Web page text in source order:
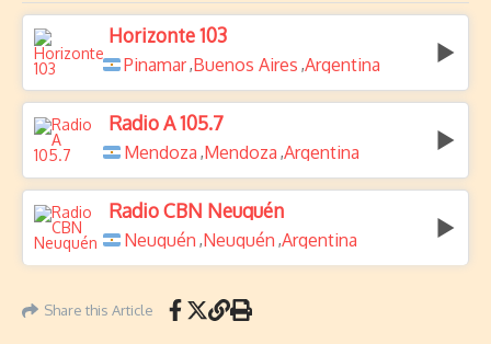
Horizonte 103
Pinamar,Buenos Aires ,Argentina
Radio A 105.7
Mendoza ,Mendoza ,Argentina
Radio CBN Neuquén
Neuquén ,Neuquén ,Argentina
Share this Article